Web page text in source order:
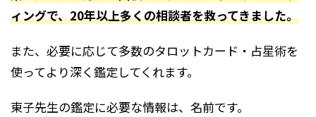
ィングで、20年以上多くの相談者を救ってきました。
また、必要に応じて多数のタロットカード・占星術を
使ってより深く鑑定してくれます。
東子先生の鑑定に必要な情報は、名前です。